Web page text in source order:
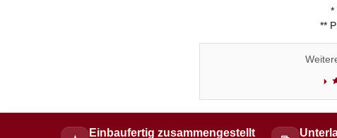
*
**
Einbaufertig zusammengestellt